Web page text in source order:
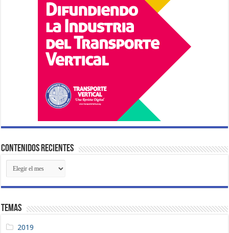
Contenidos Recientes
Contenidos
Recientes
Temas
2019